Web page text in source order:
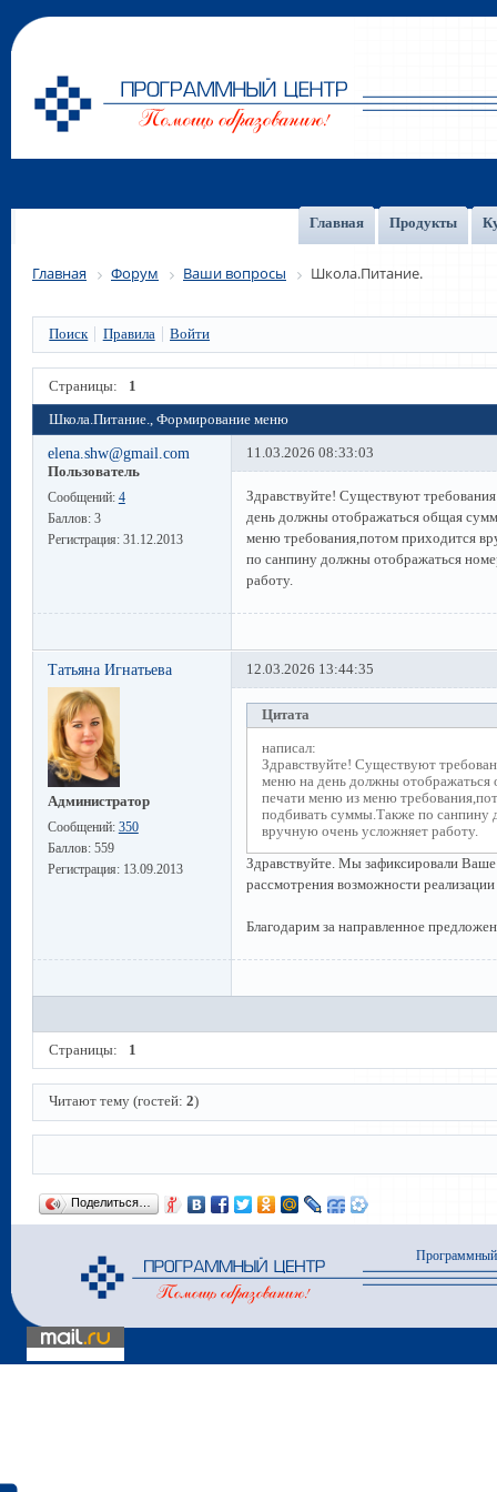
Главная Продукты
Главная Форум Ваши вопросы Школа.Питание.
Поиск Правила Войти
Страницы: 1
Школа.Питание., Формирование меню
elena.shw@gmail.com
Пользователь
Сообщений: 4
Баллов: 3
Регистрация: 31.12.2013
11.03.2026 08:33:03
Здравствуйте! Существуют
день должны отображаться общая
меню требования,потом приходится
по санпину должны отображаться
работу.
Татьяна Игнатьева
Администратор
Сообщений: 350
Баллов: 559
Регистрация: 13.09.2013
12.03.2026 13:44:35
Цитата
написал:
Здравствуйте! Существуют
меню на день должны
печати меню из меню
подбивать суммы.Также по санпину
вручную очень усложняет работу.
Здравствуйте. Мы зафиксировали
рассмотрения возможности
Благодарим за направленное
Страницы: 1
Читают тему (гостей:2)
Поделиться…